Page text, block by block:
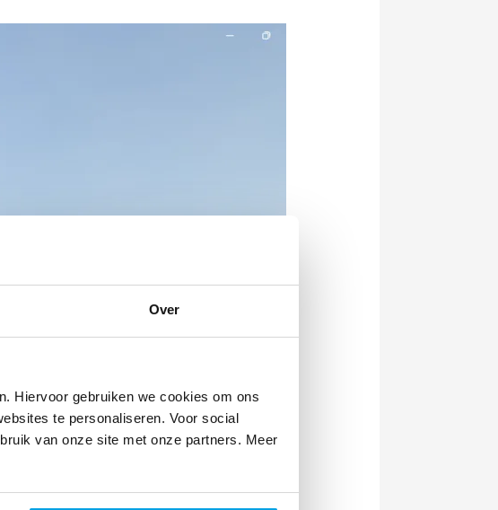
Over
Hiervoor gebruiken we cookies om ons
te personaliseren. Voor social
van onze site met onze partners. Meer